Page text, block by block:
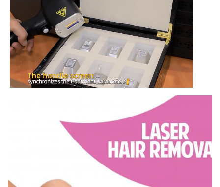
Macchina laser a diodo portatile